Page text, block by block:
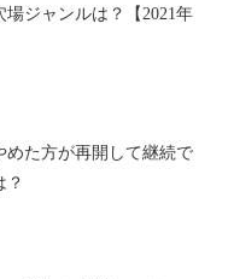
ジャンルは？【2021年
めた方が再開して継続で
？